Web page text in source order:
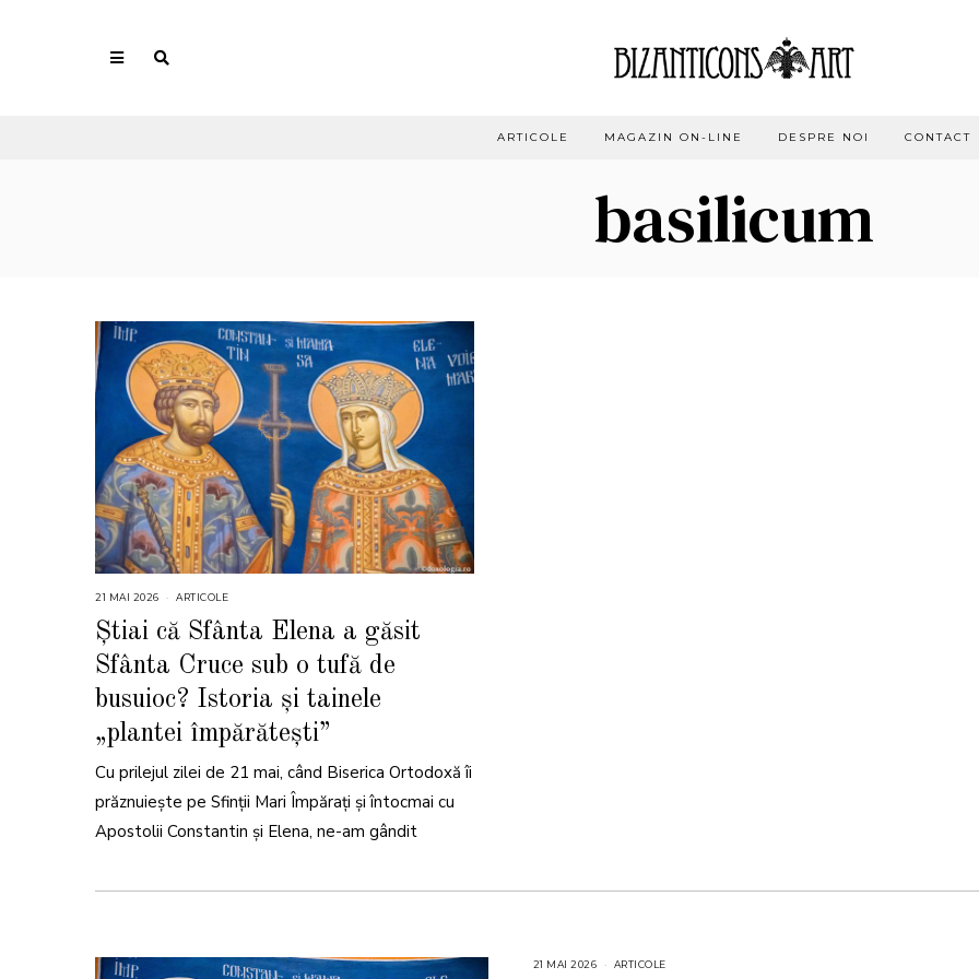
ARTICOLE MAGAZIN ON-LINE DESPRE NOI CONTACT
basilicum
21 MAI 2026
A
2
0
6
ARTICOLE
Știai că Sfânta Elena a găsit
Sfânta Cruce sub o tufă de
busuioc? Istoria și tainele
„plantei împărătești”
Cu prilejul zilei de 21 mai, când Biserica Ortodoxă îi
prăznuiește pe Sfinții Mari Împărați și întocmai cu
Apostolii Constantin și Elena, ne-am gândit
21 MAI 2026 ARTICOLE